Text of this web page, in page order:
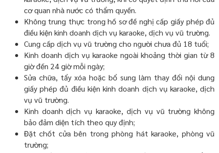
cơ quan nhà nước có thẩm quyền.
Không trung thực trong hồ sơ đề nghị cấp giấy phép đủ
điều kiện kinh doanh dịch vụ karaoke, dịch vụ vũ trường.
Cung cấp dịch vụ vũ trường cho người chưa đủ 18 tuổi;
Kinh doanh dịch vụ karaoke ngoài khoảng thời gian từ 8
giờ đến 24 giờ mỗi ngày;
Sửa chữa, tẩy xóa hoặc bổ sung làm thay đổi nội dung
giấy phép đủ điều kiện kinh doanh dịch vụ karaoke, dịch
vụ vũ trường.
Kinh doanh dịch vụ karaoke, dịch vụ vũ trường không
bảo đảm diện tích theo quy định;
Đặt chốt cửa bên trong phòng hát karaoke, phòng vũ
trường;